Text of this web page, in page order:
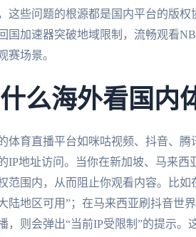
，这些问题的根源都是国内平台的版
国加速器突破地域限制，流畅观看
赛场景。
么海外看国内
体育直播平台如咪咕视频、抖音、
IP地址访问。当你在新加坡、马来
范围内，从而阻止你观看内容。比
陆地区可用”；在马来西亚刷抖音世
，则会弹出“当前IP受限制”的提示